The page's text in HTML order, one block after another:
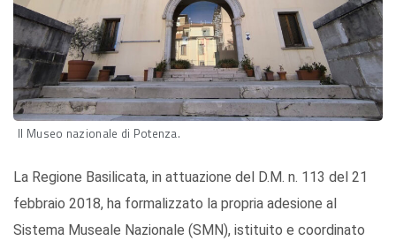
Il Museo nazionale di Potenza.
La Regione Basilicata, in attuazione del D.M. n. 113 del 21
febbraio 2018, ha formalizzato la propria adesione al
Sistema Museale Nazionale (SMN), istituito e coordinato